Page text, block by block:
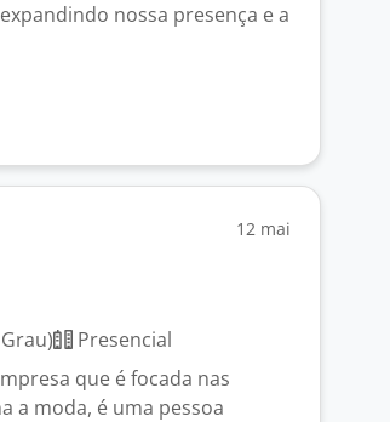
nossa presença e a
12 mai
Presencial
que é focada nas
a moda, é uma pessoa